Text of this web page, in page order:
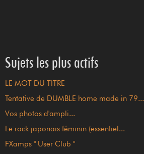
Sujets les plus actifs
LE MOT DU TITRE
Tentative de DUMBLE home made in 79...
Vos photos d'ampli...
Le rock japonais féminin (essentiel...
FXamps " User Club "